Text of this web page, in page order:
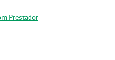
Prestador